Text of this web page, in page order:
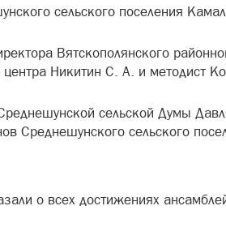
сельского поселения
Вятскополянского
центра Никитин С. А. и методист
сельской Думы
Среднешунского сельского
о всех достижениях